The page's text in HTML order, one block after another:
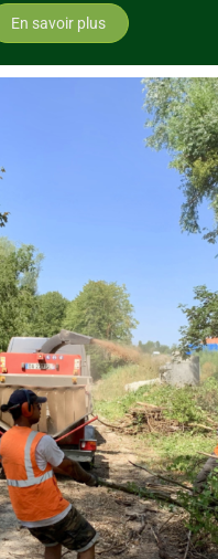
En savoir plus